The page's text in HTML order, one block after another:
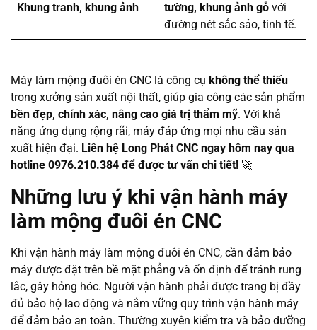
Khung tranh, khung ảnh
tường, khung ảnh gỗ với
đường nét sắc sảo, tinh tế.
Máy làm mộng đuôi én CNC là công cụ không thể thiếu
trong xưởng sản xuất nội thất, giúp gia công các sản phẩm
bền đẹp, chính xác, nâng cao giá trị thẩm mỹ. Với khả
năng ứng dụng rộng rãi, máy đáp ứng mọi nhu cầu sản
xuất hiện đại. Liên hệ Long Phát CNC ngay hôm nay qua
hotline 0976.210.384 để được tư vấn chi tiết! 🚀
Những lưu ý khi vận hành máy
làm mộng đuôi én CNC
Khi vận hành máy làm mộng đuôi én CNC, cần đảm bảo
máy được đặt trên bề mặt phẳng và ổn định để tránh rung
lắc, gây hỏng hóc. Người vận hành phải được trang bị đầy
đủ bảo hộ lao động và nắm vững quy trình vận hành máy
để đảm bảo an toàn. Thường xuyên kiểm tra và bảo dưỡng